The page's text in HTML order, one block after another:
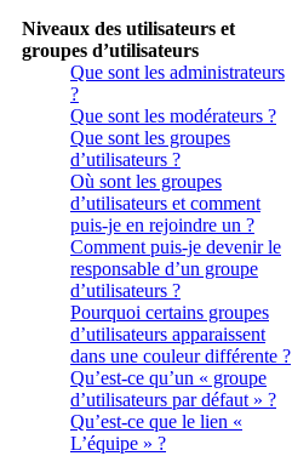
Niveaux des utilisateurs et
groupes d’utilisateurs
Que sont les administrateurs
?
Que sont les modérateurs ?
Que sont les groupes
d’utilisateurs ?
Où sont les groupes
d’utilisateurs et comment
puis-je en rejoindre un ?
Comment puis-je devenir le
responsable d’un groupe
d’utilisateurs ?
Pourquoi certains groupes
d’utilisateurs apparaissent
dans une couleur différente ?
Qu’est-ce qu’un « groupe
d’utilisateurs par défaut » ?
Qu’est-ce que le lien «
L’équipe » ?